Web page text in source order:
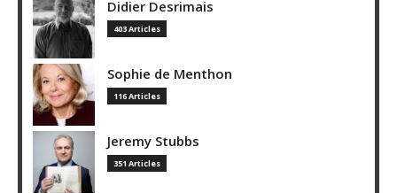
Didier Desrimais
403 Articles
Sophie de Menthon
116 Articles
Jeremy Stubbs
351 Articles